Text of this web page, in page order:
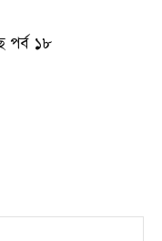
পর্ব ১৮